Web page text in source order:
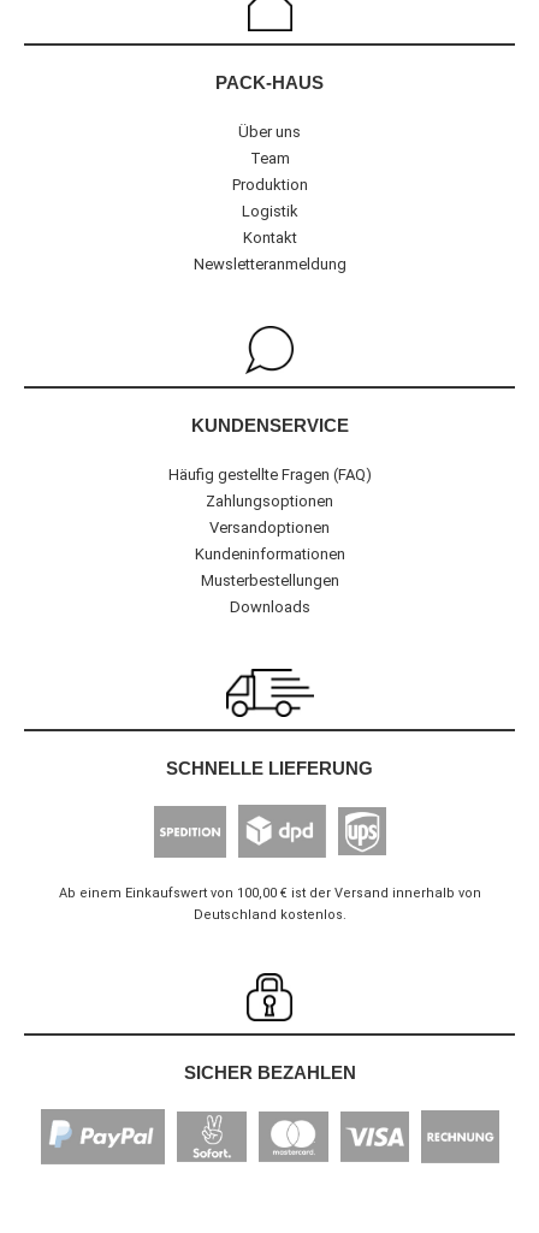
PACK-HAUS
Über uns
Team
Produktion
Logistik
Kontakt
Newsletteranmeldung
KUNDENSERVICE
Häufig gestellte Fragen (FAQ)
Zahlungsoptionen
Versandoptionen
Kundeninformationen
Musterbestellungen
Downloads
SCHNELLE LIEFERUNG
Ab einem Einkaufswert von 100,00 € ist der Versand innerhalb von
Deutschland kostenlos.
SICHER BEZAHLEN